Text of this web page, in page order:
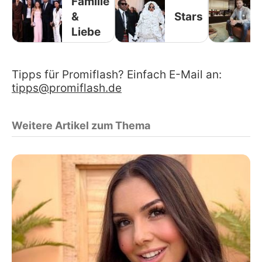
&
Liebe
Stars
Tipps für Promiflash? Einfach E-Mail an:
tipps@promiflash.de
Weitere Artikel zum Thema